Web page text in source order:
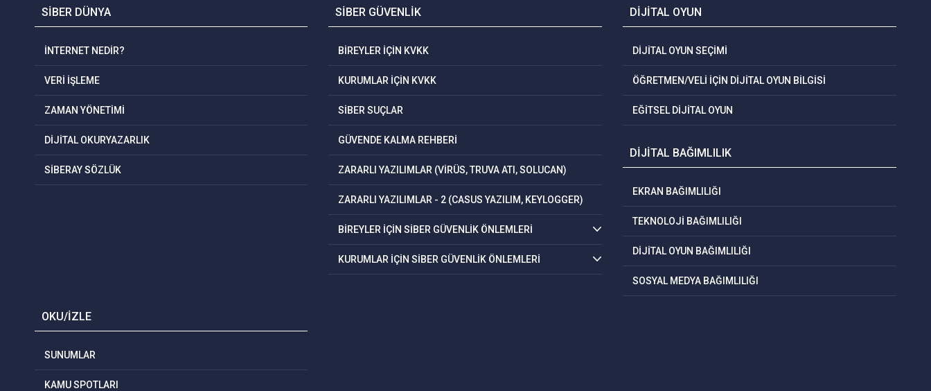
SİBER DÜNYA
İNTERNET NEDİR?
VERİ İŞLEME
ZAMAN YÖNETİMİ
DİJİTAL OKURYAZARLIK
SİBERAY SÖZLÜK
SİBER GÜVENLİK
BİREYLER İÇİN KVKK
KURUMLAR İÇİN KVKK
SİBER SUÇLAR
GÜVENDE KALMA REHBERİ
ZARARLI YAZILIMLAR (VİRÜS, TRUVA ATI, SOLUCAN)
ZARARLI YAZILIMLAR - 2 (CASUS YAZILIM, KEYLOGGER)
BİREYLER İÇİN SİBER GÜVENLİK ÖNLEMLERİ
KURUMLAR İÇİN SİBER GÜVENLİK ÖNLEMLERİ
DİJİTAL OYUN
DİJİTAL OYUN SEÇİMİ
ÖĞRETMEN/VELİ İÇİN DİJİTAL OYUN BİLGİSİ
EĞİTSEL DİJİTAL OYUN
DİJİTAL BAĞIMLILIK
EKRAN BAĞIMLILIĞI
TEKNOLOJİ BAĞIMLILIĞI
DİJİTAL OYUN BAĞIMLILIĞI
SOSYAL MEDYA BAĞIMLILIĞI
OKU/İZLE
SUNUMLAR
KAMU SPOTLARI